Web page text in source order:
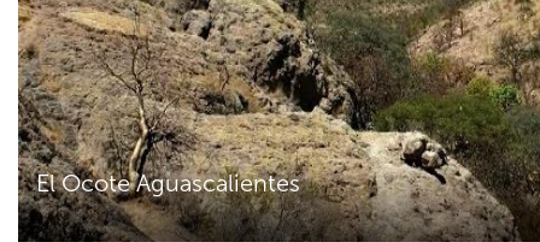
El Ocote Aguascalientes